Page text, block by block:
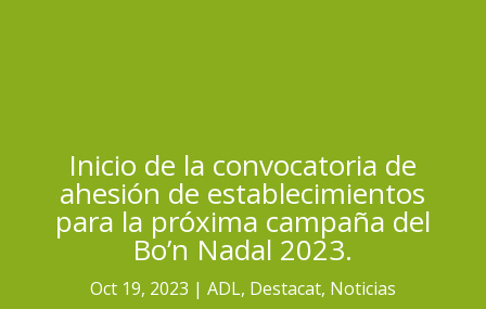
Inicio de la convocatoria de
ahesión de establecimientos
para la próxima campaña del
Bo’n Nadal 2023.
Oct 19, 2023 ADL, Destacat, Noticias